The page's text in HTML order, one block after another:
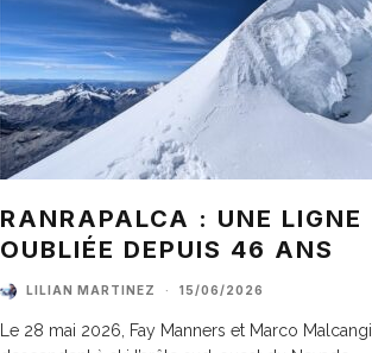
RANRAPALCA : UNE LIGNE
OUBLIÉE DEPUIS 46 ANS
LILIAN MARTINEZ · 15/06/2026
Le 28 mai 2026, Fay Manners et Marco Malcangi